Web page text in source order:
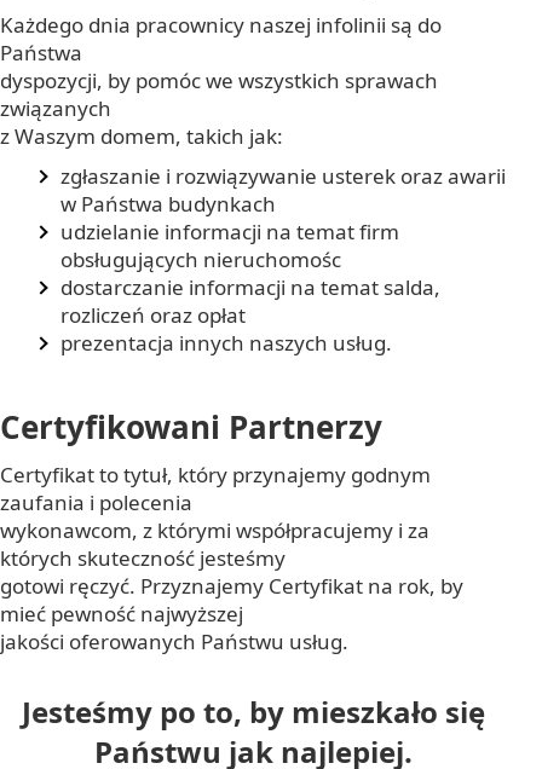
Każdego dnia pracownicy naszej infolinii są do
Państwa
dyspozycji, by pomóc we wszystkich sprawach
związanych
z Waszym domem, takich jak:
zgłaszanie i rozwiązywanie usterek oraz awarii
w Państwa budynkach
udzielanie informacji na temat firm
obsługujących nieruchomośc
dostarczanie informacji na temat salda,
rozliczeń oraz opłat
prezentacja innych naszych usług.
Certyfikowani Partnerzy
Certyfikat to tytuł, który przynajemy godnym
zaufania i polecenia
wykonawcom, z którymi współpracujemy i za
których skuteczność jesteśmy
gotowi ręczyć. Przyznajemy Certyfikat na rok, by
mieć pewność najwyższej
jakości oferowanych Państwu usług.
Jesteśmy po to, by mieszkało się
Państwu jak najlepiej.